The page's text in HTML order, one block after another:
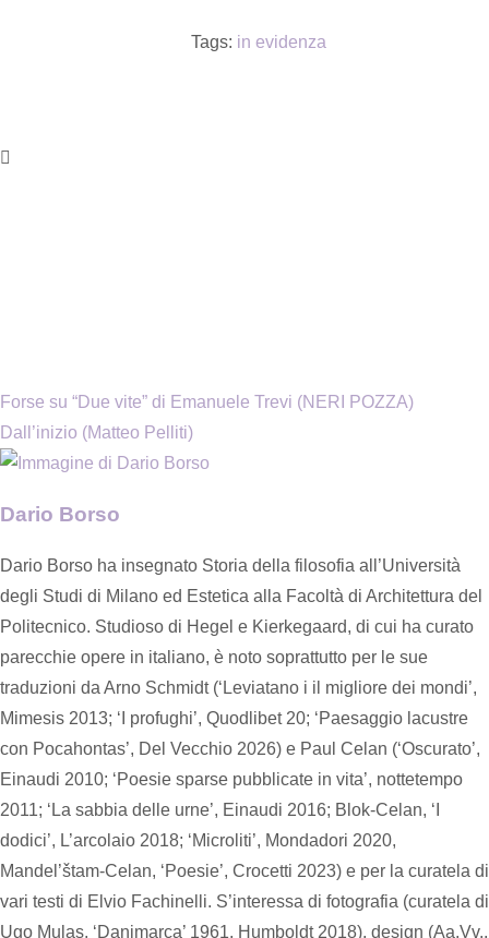
Tags: in evidenza
Forse su “Due vite” di Emanuele Trevi (NERI POZZA)
Dall’inizio (Matteo Pelliti)
Dario Borso
Dario Borso ha insegnato Storia della filosofia all’Università
degli Studi di Milano ed Estetica alla Facoltà di Architettura del
Politecnico. Studioso di Hegel e Kierkegaard, di cui ha curato
parecchie opere in italiano, è noto soprattutto per le sue
traduzioni da Arno Schmidt (‘Leviatano i il migliore dei mondi’,
Mimesis 2013; ‘I profughi’, Quodlibet 20; ‘Paesaggio lacustre
con Pocahontas’, Del Vecchio 2026) e Paul Celan (‘Oscurato’,
Einaudi 2010; ‘Poesie sparse pubblicate in vita’, nottetempo
2011; ‘La sabbia delle urne’, Einaudi 2016; Blok-Celan, ‘I
dodici’, L’arcolaio 2018; ‘Microliti’, Mondadori 2020,
Mandel’štam-Celan, ‘Poesie’, Crocetti 2023) e per la curatela di
vari testi di Elvio Fachinelli. S’interessa di fotografia (curatela di
Ugo Mulas, ‘Danimarca’ 1961, Humboldt 2018), design (Aa.Vv.,